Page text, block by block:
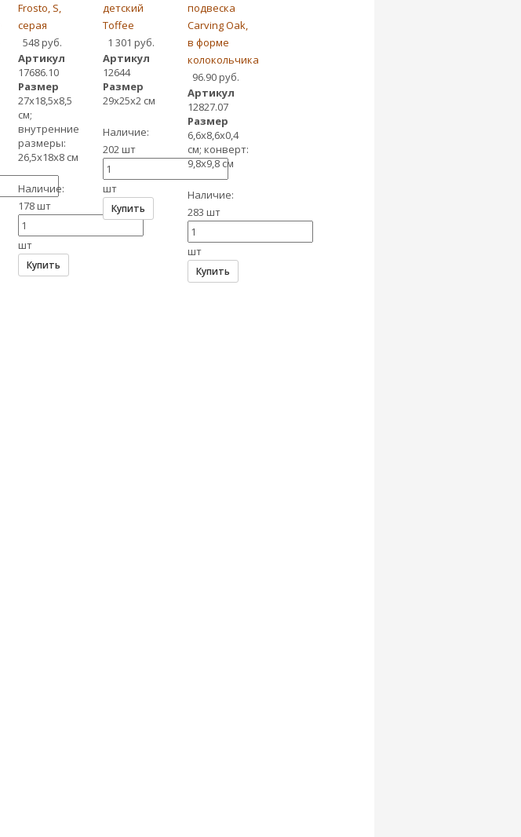
Frosto, S,
серая
548 руб.
Артикул
17686.10
Размер
27х18,5х8,5
см;
внутренние
размеры:
26,5х18х8 см
Наличие:
178 шт
шт
Купить
детский
Toffee
1 301 руб.
Артикул
12644
Размер
29х25х2 см
Наличие:
202 шт
шт
Купить
подвеска
Carving Oak,
в форме
колокольчика
96.90 руб.
Артикул
12827.07
Размер
6,6х8,6х0,4
см; конверт:
9,8х9,8 см
Наличие:
283 шт
шт
Купить